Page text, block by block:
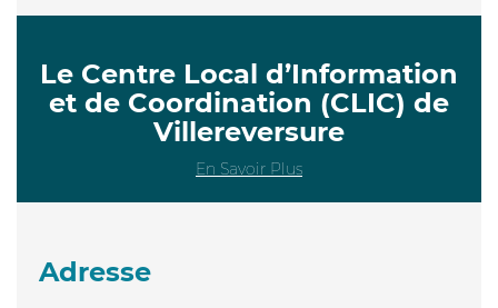
Le Centre Local d’Information
et de Coordination (CLIC) de
Villereversure
En Savoir Plus
Adresse